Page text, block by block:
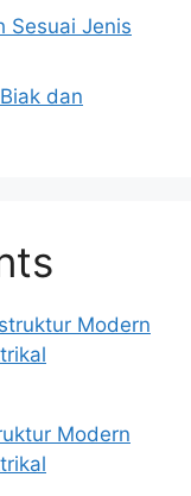
Sesuai Jenis
dan
Modern
Modern